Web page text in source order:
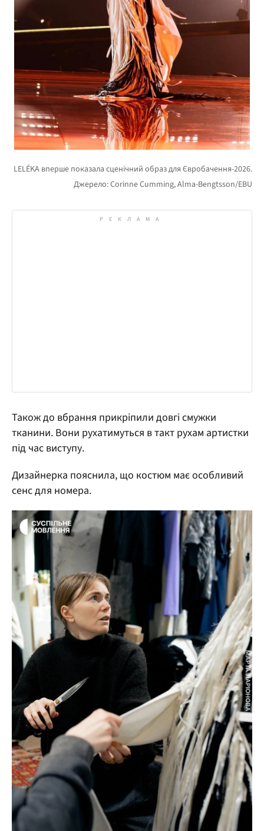
Також до вбрання прикріпили довгі смужки
тканини. Вони рухатимуться в такт рухам артистки
під час виступу.
Дизайнерка пояснила, що костюм має особливий
сенс для номера.